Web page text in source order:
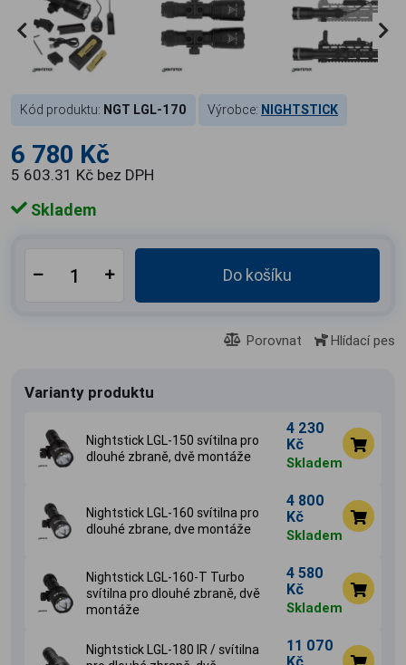
Kód produktu: NGT LGL-170 Výrobce: NIGHTSTICK
6 780 Kč
5 603.31 Kč bez DPH
Skladem
Do košíku
Porovnat Hlídací pes
Varianty produktu
Nightstick LGL-150 svítilna pro
dlouhé zbraně, dvě montáže
4 230
Kč
Skladem
Nightstick LGL-160 svítilna pro
dlouhé zbrane, dve montáže
4 800
Kč
Skladem
Nightstick LGL-160-T Turbo
svítilna pro dlouhé zbraně, dvě
montáže
4 580
Kč
Skladem
Nightstick LGL-180 IR / svítilna
11 070
Kč